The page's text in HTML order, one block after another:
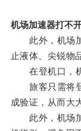
机场加速器打不
此外，机场加
止液体、尖锐物
在登机口，机
旅客只需将登
成验证，从而大
此外，机场加